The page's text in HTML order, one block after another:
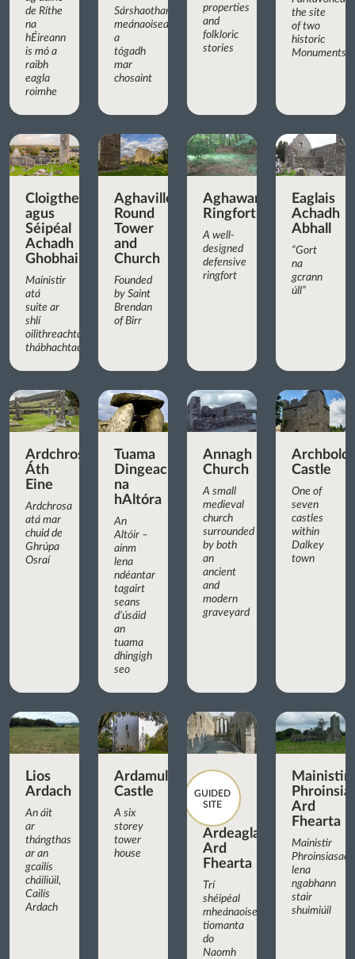
de Ríthe
na
hÉireann
is mó a
raibh
eagla
roimhe
Sárshaothar
meánaoiseach,
a
tógadh
mar
chosaint
properties
and
folkloric
stories
the site
of two
historic
Monuments
Cloigtheach
agus
Séipéal
Achadh
Ghobhair
Mainistir
atá
suite ar
shlí
oilithreachta
thábhachtach
Aghaviller
Round
Tower
and
Church
Founded
by Saint
Brendan
of Birr
Aghaward
Ringfort
A well-
designed
defensive
ringfort
Eaglais
Achadh
Abhall
“Gort
na
gcrann
úll”
Ardchrosa
Áth
Eine
Ardchrosa
atá mar
chuid de
Ghrúpa
Osraí
Tuama
Dingeach
na
hAltóra
An
Altóir –
ainm
lena
ndéantar
tagairt
seans
d’úsáid
an
tuama
dhingigh
seo
Annagh
Church
A small
medieval
church
surrounded
by both
an
ancient
and
modern
graveyard
Castle
One of
seven
castles
within
Dalkey
town
Lios
Ardach
An áit
ar
thángthas
ar an
gcailís
cháiliúil,
Cailís
Ardach
Ardamullivan
Castle
A six
storey
tower
house
GUIDED
SITE
Ardeaglais
Ard
Fhearta
Trí
shéipéal
mheánaoiseacha
tiomanta
do
Naomh
Mainistir
Ard
Fhearta
Mainistir
Phroinsiasach
lena
ngabhann
stair
shuimiúil